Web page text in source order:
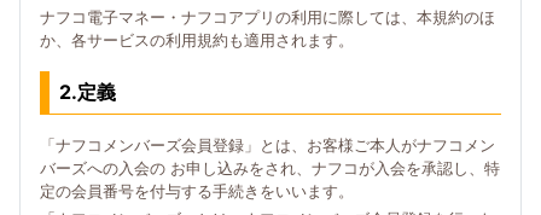
ナフコ電子マネー・ナフコアプリの利用に際しては、本規約のほ
か、各サービスの利用規約も適用されます。
2.定義
「ナフコメンバーズ会員登録」とは、お客様ご本人がナフコメン
バーズへの入会の お申し込みをされ、ナフコが入会を承認し、特
定の会員番号を付与する手続きをいいます。